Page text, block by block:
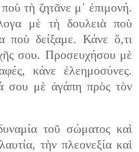
τὴ ζητᾶνε μ᾿ ἐπιμονή.
μὲ τὴ δουλειὰ ποὺ
ποὺ δείξαμε. Κάνε ὅ,τι
σου. Προσευχήσου μὲ
κάνε ἐλεημοσύνες.
σου μὲ ἀγάπη πρὸς τὸν
τοῦ σώματος καὶ
τὴν πλεονεξία καὶ